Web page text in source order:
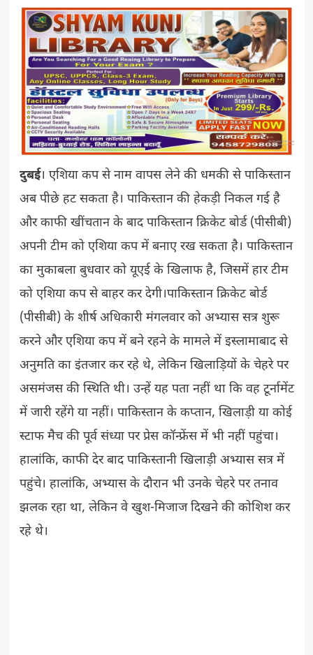
दुबई। एशिया कप से नाम वापस लेने की धमकी से पाकिस्तान
अब पीछे हट सकता है। पाकिस्तान की हेकड़ी निकल गई है
और काफी खींचतान के बाद पाकिस्तान क्रिकेट बोर्ड (पीसीबी)
अपनी टीम को एशिया कप में बनाए रख सकता है। पाकिस्तान
का मुकाबला बुधवार को यूएई के खिलाफ है, जिसमें हार टीम
को एशिया कप से बाहर कर देगी।पाकिस्तान क्रिकेट बोर्ड
(पीसीबी) के शीर्ष अधिकारी मंगलवार को अभ्यास सत्र शुरू
करने और एशिया कप में बने रहने के मामले में इस्लामाबाद से
अनुमति का इंतजार कर रहे थे, लेकिन खिलाड़ियों के चेहरे पर
असमंजस की स्थिति थी। उन्हें यह पता नहीं था कि वह टूर्नामेंट
में जारी रहेंगे या नहीं। पाकिस्तान के कप्तान, खिलाड़ी या कोई
स्टाफ मैच की पूर्व संध्या पर प्रेस कॉन्फ्रेंस में भी नहीं पहुंचा।
हालांकि, काफी देर बाद पाकिस्तानी खिलाड़ी अभ्यास सत्र में
पहुंचे। हालांकि, अभ्यास के दौरान भी उनके चेहरे पर तनाव
झलक रहा था, लेकिन वे खुश-मिजाज दिखने की कोशिश कर
रहे थे।